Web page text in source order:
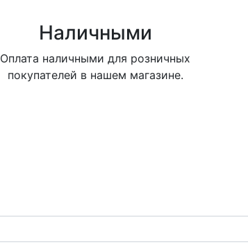
Наличными
Оплата наличными для розничных
покупателей в нашем магазине.